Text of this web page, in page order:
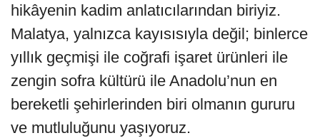
hikâyenin kadim anlatıcılarından biriyiz.
Malatya, yalnızca kayısısıyla değil; binlerce
yıllık geçmişi ile coğrafi işaret ürünleri ile
zengin sofra kültürü ile Anadolu’nun en
bereketli şehirlerinden biri olmanın gururu
ve mutluluğunu yaşıyoruz.